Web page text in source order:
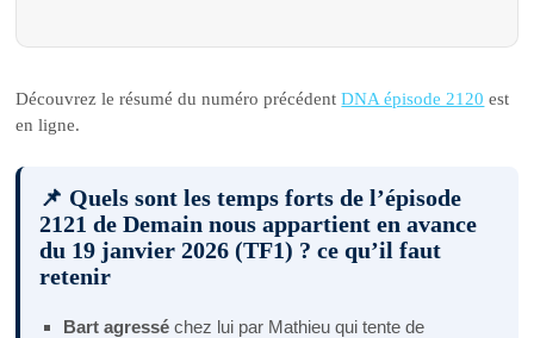
Découvrez le résumé du numéro précédentDNA épisode 2120 est
en ligne.
📌 Quels sont les temps forts de l’épisode
2121 de Demain nous appartient en avance
du 19 janvier 2026 (TF1) ? ce qu’il faut
retenir
Bart agressé chez lui par Mathieu qui tente de